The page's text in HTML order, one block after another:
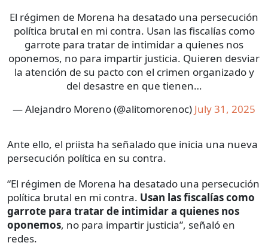
El régimen de Morena ha desatado una persecución
política brutal en mi contra. Usan las fiscalías como
garrote para tratar de intimidar a quienes nos
oponemos, no para impartir justicia. Quieren desviar
la atención de su pacto con el crimen organizado y
del desastre en que tienen…
— Alejandro Moreno (@alitomorenoc) July 31, 2025
Ante ello, el priista ha señalado que inicia una nueva
persecución política en su contra.
“El régimen de Morena ha desatado una persecución
política brutal en mi contra. Usan las fiscalías como
garrote para tratar de intimidar a quienes nos
oponemos, no para impartir justicia”, señaló en
redes.